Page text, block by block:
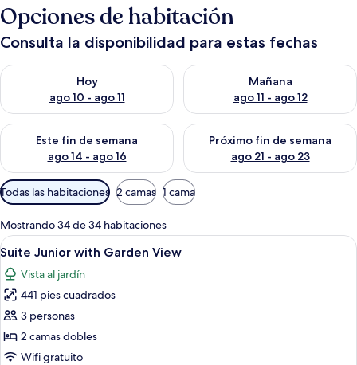
Opciones de habitación
Consulta la disponibilidad para estas fechas
Hoy
ago 10 - ago 11
Consulta la disponibilidad para hoy ago 10 - ago 11
Mañana
ago 11 - ago 12
Consulta la disponibilidad
Este fin de semana
ago 14 - ago 16
Consulta la disponibilidad para este fin de semana ago 14 -
Próximo fin de semana
ago 21 - ago 23
Consulta la disponibilidad
Filtros
disponibles
para
las
habitaciones
Todas las habitaciones 2 camas 1 cama
Mostrando 34 de 34 habitaciones
Abrir
todas
las
fotos
de
Suite
Junior
1 habitación y artículos del minibar
4
Suite Junior with Garden View
Vista al jardín
441 pies cuadrados
3 personas
2 camas dobles
Wifi gratuito